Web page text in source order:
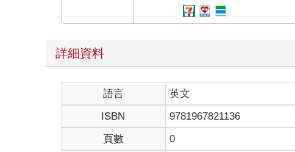
詳細資料
語言 英文
ISBN
9781967821136
頁數
0